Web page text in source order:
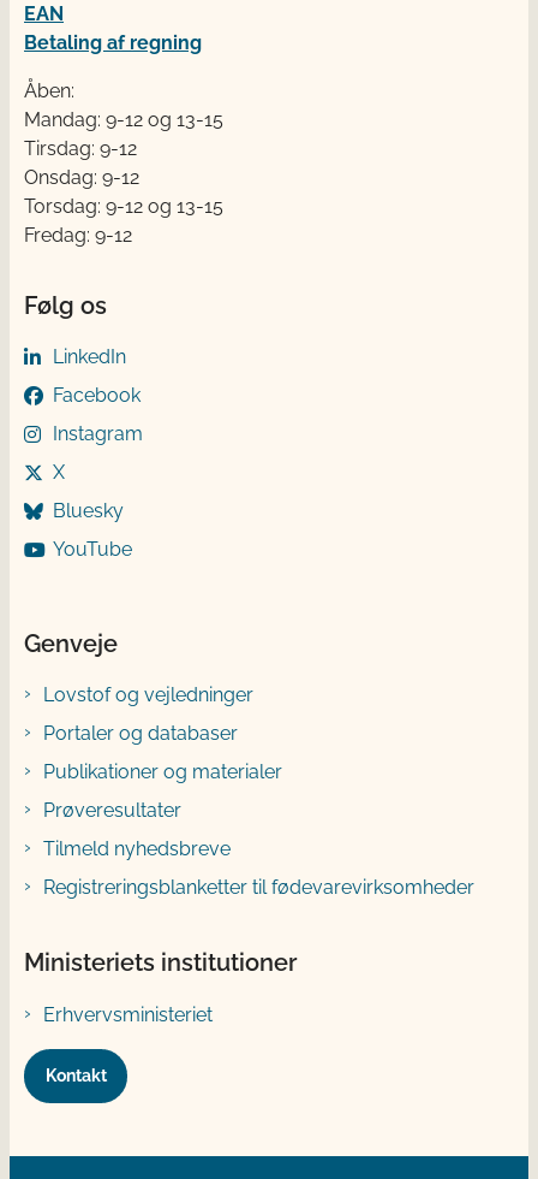
EAN
Betaling af regning
Åben:
Mandag: 9-12 og 13-15
Tirsdag: 9-12
Onsdag: 9-12
Torsdag: 9-12 og 13-15
Fredag: 9-12
Følg os
LinkedIn
Facebook
Instagram
X
Bluesky
YouTube
Genveje
Lovstof og vejledninger
Portaler og databaser
Publikationer og materialer
Prøveresultater
Tilmeld nyhedsbreve
Registreringsblanketter til fødevarevirksomheder
Ministeriets institutioner
Erhvervsministeriet
Kontakt